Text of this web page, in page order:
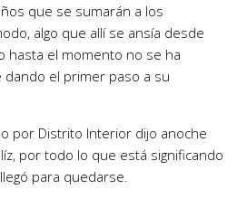
que se sumarán a los
algo que allí se ansía desde
hasta el momento no se ha
dando el primer paso a su
por Distrito Interior dijo anoche
por todo lo que está significando
para quedarse.